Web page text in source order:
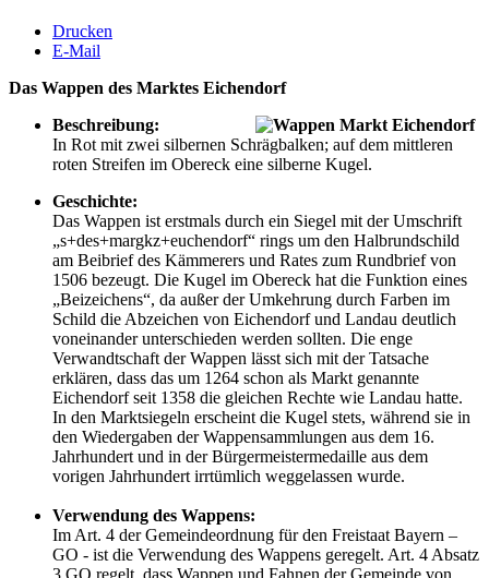
Drucken
E-Mail
Das Wappen des Marktes Eichendorf
Beschreibung:
In Rot mit zwei silbernen Schrägbalken; auf dem mittleren
roten Streifen im Obereck eine silberne Kugel.
Geschichte:
Das Wappen ist erstmals durch ein Siegel mit der Umschrift
„s+des+margkz+euchendorf“ rings um den Halbrundschild
am Beibrief des Kämmerers und Rates zum Rundbrief von
1506 bezeugt. Die Kugel im Obereck hat die Funktion eines
„Beizeichens“, da außer der Umkehrung durch Farben im
Schild die Abzeichen von Eichendorf und Landau deutlich
voneinander unterschieden werden sollten. Die enge
Verwandtschaft der Wappen lässt sich mit der Tatsache
erklären, dass das um 1264 schon als Markt genannte
Eichendorf seit 1358 die gleichen Rechte wie Landau hatte.
In den Marktsiegeln erscheint die Kugel stets, während sie in
den Wiedergaben der Wappensammlungen aus dem 16.
Jahrhundert und in der Bürgermeistermedaille aus dem
vorigen Jahrhundert irrtümlich weggelassen wurde.
Verwendung des Wappens:
Im Art. 4 der Gemeindeordnung für den Freistaat Bayern –
GO - ist die Verwendung des Wappens geregelt. Art. 4 Absatz
3 GO regelt, dass Wappen und Fahnen der Gemeinde von